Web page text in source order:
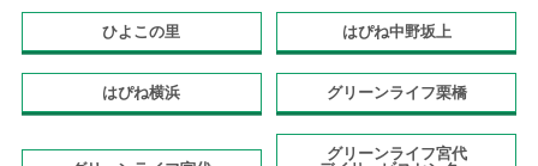
ひよこの里 はぴね中野坂上
はぴね横浜 グリーンライフ栗橋
グリーンライフ宮代